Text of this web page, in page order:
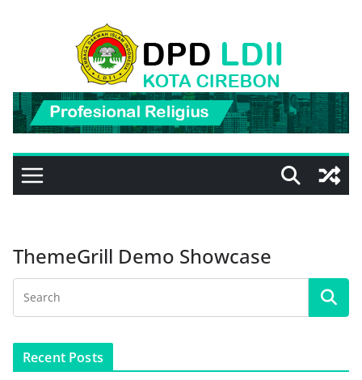
ThemeGrill Demo Showcase
Recent Posts